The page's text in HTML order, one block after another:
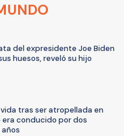
del expresidente Joe Biden
huesos, reveló su hijo
tras ser atropellada en
era conducido por dos